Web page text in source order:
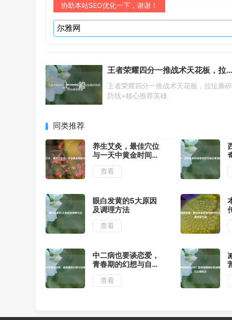
协助本站SEO优化一下，谢谢！
上一篇
王者荣耀四分一推战术天花板，拉扯撕碎防线+核心推荐英雄
王者荣耀四分一推战术天花板，拉扯撕碎
防线+核心推荐英雄
同类推荐
养生艾灸，最佳穴位
与一天中黄金时间全
解析
查看
眼白发黄的5大原因
及调理方法
查看
中二病也要谈恋爱，
青春期的幻想与自我
探索
查看